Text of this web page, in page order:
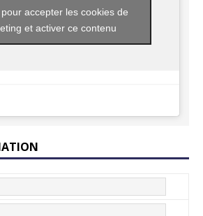
accepter les cookies de
et activer ce contenu